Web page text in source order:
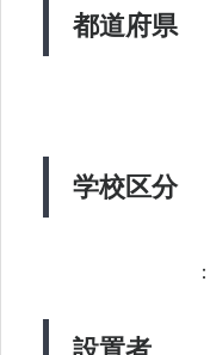
都道府県
学校区分
：